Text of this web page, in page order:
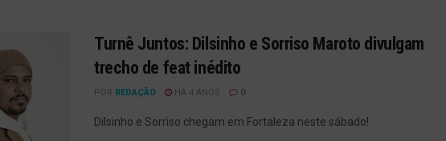
Turnê Juntos: Dilsinho e Sorriso Maroto divulgam
trecho de feat inédito
POR REDAÇÃO HÁ 4 ANOS 0
Dilsinho e Sorriso chegam em Fortaleza neste sábado!